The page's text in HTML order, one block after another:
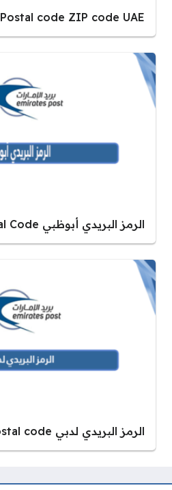
Postal code ZIP code UAE الرمز البريدي الامارات
الرمز البريدي أبوظبي Abu Dhabi Postal Code
الرمز البريدي لدبي Dubai Postal code